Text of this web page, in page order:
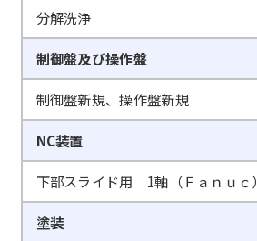
分解洗浄
制御盤及び操作盤
制御盤新規、操作盤新規
NC装置
下部スライド用 1軸（Ｆａｎｕｃ）
塗装